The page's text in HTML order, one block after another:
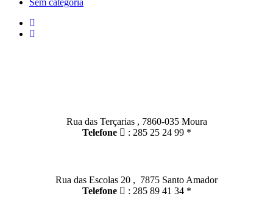
Sem categoria
Rua das Terçarias , 7860-035 Moura
Telefone
: 285 25 24 99 *
Rua das Escolas 20 , 7875 Santo Amador
Telefone
: 285 89 41 34 *